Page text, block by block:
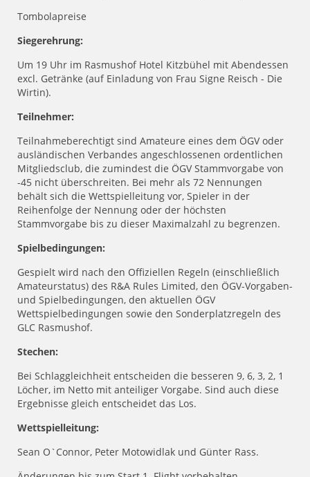
Tombolapreise
Siegerehrung:
Um 19 Uhr im Rasmushof Hotel Kitzbühel mit Abendessen
excl. Getränke (auf Einladung von Frau Signe Reisch - Die
Wirtin).
Teilnehmer:
Teilnahmeberechtigt sind Amateure eines dem ÖGV oder
ausländischen Verbandes angeschlossenen ordentlichen
Mitgliedsclub, die zumindest die ÖGV Stammvorgabe von
-45 nicht überschreiten. Bei mehr als 72 Nennungen
behält sich die Wettspielleitung vor, Spieler in der
Reihenfolge der Nennung oder der höchsten
Stammvorgabe bis zu dieser Maximalzahl zu begrenzen.
Spielbedingungen:
Gespielt wird nach den Offiziellen Regeln (einschließlich
Amateurstatus) des R&A Rules Limited, den ÖGV-Vorgaben-
und Spielbedingungen, den aktuellen ÖGV
Wettspielbedingungen sowie den Sonderplatzregeln des
GLC Rasmushof.
Stechen:
Bei Schlaggleichheit entscheiden die besseren 9, 6, 3, 2, 1
Löcher, im Netto mit anteiliger Vorgabe. Sind auch diese
Ergebnisse gleich entscheidet das Los.
Wettspielleitung:
Sean O`Connor, Peter Motowidlak und Günter Rass.